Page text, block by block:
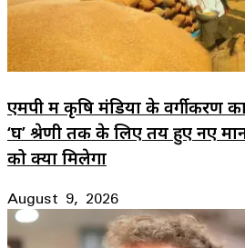
एमपी में कृषि मंडियों के वर्गीकरण
‘घ’ श्रेणी तक के लिए तय हुए नए
को क्या मिलेगा
August 9, 2026